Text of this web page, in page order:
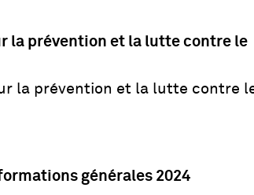
la prévention et la lutte contre le
la prévention et la lutte contre
générales 2024